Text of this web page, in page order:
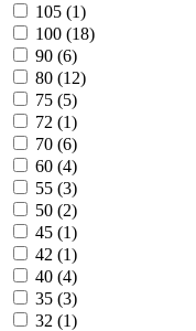
105 (1)
100 (18)
90 (6)
80 (12)
75 (5)
72 (1)
70 (6)
60 (4)
55 (3)
50 (2)
45 (1)
42 (1)
40 (4)
35 (3)
32 (1)